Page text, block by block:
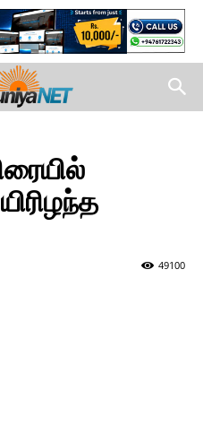
49100